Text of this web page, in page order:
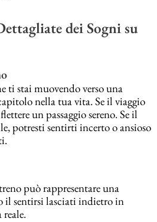
dei Sogni su
ti stai muovendo verso una
nella tua vita. Se il viaggio
un passaggio sereno. Se il
potresti sentirti incerto o ansioso
può rappresentare una
sentirsi lasciati indietro in